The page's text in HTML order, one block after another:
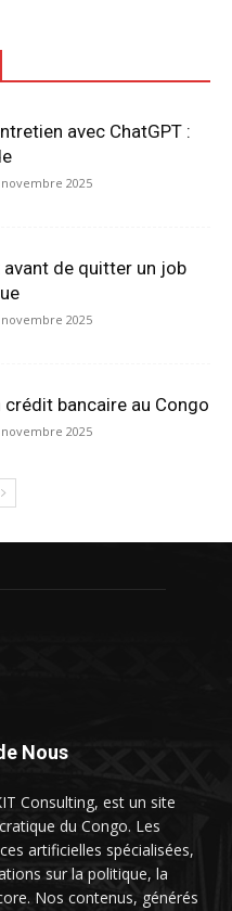
avec ChatGPT :
novembre 2025
de quitter un job
novembre 2025
bancaire au Congo
novembre 2025
Nous
Consulting, est un site
du Congo. Les
artificielles spécialisées,
sur la politique, la
Nos contenus, générés